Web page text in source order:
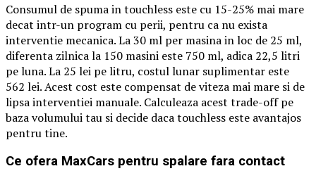
Consumul de spuma in touchless este cu 15-25% mai mare
decat intr-un program cu perii, pentru ca nu exista
interventie mecanica. La 30 ml per masina in loc de 25 ml,
diferenta zilnica la 150 masini este 750 ml, adica 22,5 litri
pe luna. La 25 lei pe litru, costul lunar suplimentar este
562 lei. Acest cost este compensat de viteza mai mare si de
lipsa interventiei manuale. Calculeaza acest trade-off pe
baza volumului tau si decide daca touchless este avantajos
pentru tine.
Ce ofera MaxCars pentru spalare fara contact